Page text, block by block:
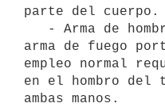
parte del cuerpo.
arma de fuego
empleo normal
en el hombro
ambas manos.